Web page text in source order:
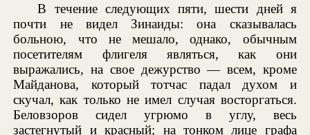
В течение следующих пяти, шести дней я
почти не видел Зинаиды: она сказывалась
больною, что не мешало, однако, обычным
посетителям флигеля являться, как они
выражались, на свое дежурство — всем, кроме
Майданова, который тотчас падал духом и
скучал, как только не имел случая восторгаться.
Беловзоров сидел угрюмо в углу, весь
застегнутый и красный; на тонком лице графа